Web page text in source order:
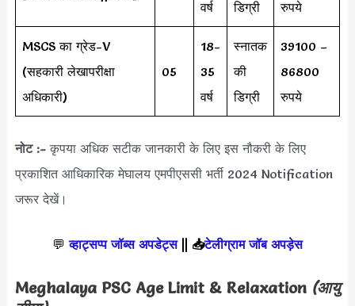
वर्ष
डिग्री
रुपये
MSCS का ग्रेड-V
(सहकारी लेखापरीक्षा
अधिकारी)
05
18-
35
वर्ष
स्नातक
की
डिग्री
39100 –
86800
रुपये
नोट :-कृपया अधिक सटीक जानकारी के लिए इस नौकरी के लिए
प्रकाशित आधिकारिक मेघालय एमपीएससी भर्ती 2024 Notification
जरूर देखें।
💬 व्हाट्सप्प जॉब्स अपडेट्स|| 📥टेलीग्राम जॉब अपड़ेस
Meghalaya PSC Age Limit & Relaxation (आयु